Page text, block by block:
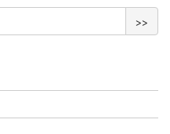
>>